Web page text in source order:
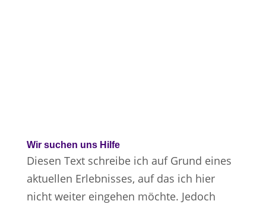
Wir suchen uns Hilfe
Diesen Text schreibe ich auf Grund eines
aktuellen Erlebnisses, auf das ich hier
nicht weiter eingehen möchte. Jedoch